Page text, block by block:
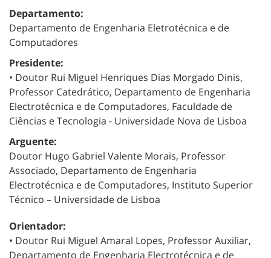
Departamento:
Departamento de Engenharia Eletrotécnica e de
Computadores
Presidente:
• Doutor Rui Miguel Henriques Dias Morgado Dinis,
Professor Catedrático, Departamento de Engenharia
Electrotécnica e de Computadores, Faculdade de
Ciências e Tecnologia - Universidade Nova de Lisboa
Arguente:
Doutor Hugo Gabriel Valente Morais, Professor
Associado, Departamento de Engenharia
Electrotécnica e de Computadores, Instituto Superior
Técnico – Universidade de Lisboa
Orientador:
• Doutor Rui Miguel Amaral Lopes, Professor Auxiliar,
Departamento de Engenharia Electrotécnica e de